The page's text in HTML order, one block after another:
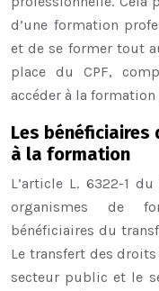
d’une formation
et de se former tout
place du CPF,
accéder à la
Les
à la formation
L’article L. 6322-1
organismes de
bénéficiaires du
Le transfert des
secteur public et le